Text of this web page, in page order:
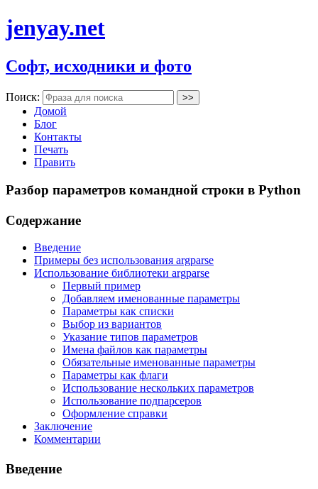
jenyay.net
Софт, исходники и фото
Поиск:
Домой
Блог
Контакты
Печать
Править
Разбор параметров командной строки в Python
Содержание
Введение
Примеры без использования argparse
Использование библиотеки argparse
Первый пример
Добавляем именованные параметры
Параметры как списки
Выбор из вариантов
Указание типов параметров
Имена файлов как параметры
Обязательные именованные параметры
Параметры как флаги
Использование нескольких параметров
Использование подпарсеров
Оформление справки
Заключение
Комментарии
Введение